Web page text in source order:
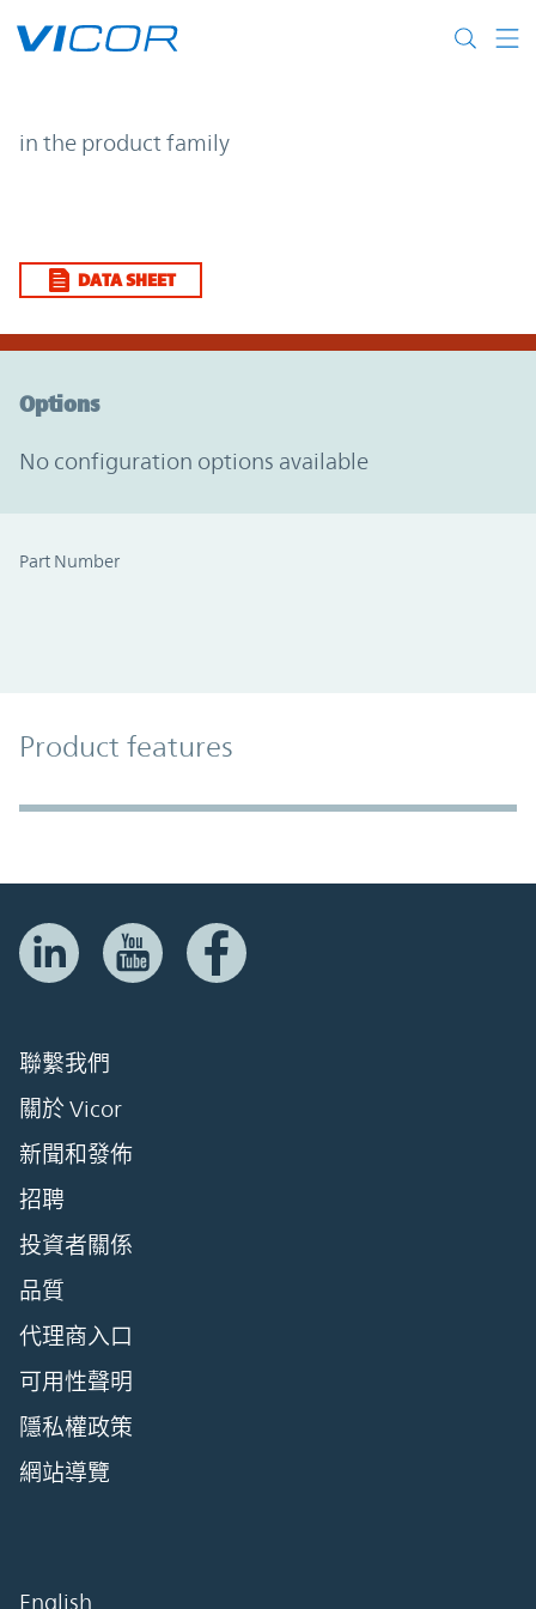
| | Vicor
in the product family
DATA SHEET
Options
No configuration options available
Part Number
Product Features
Product features
Accordion Section
聯繫我們
關於 Vicor
新聞和發佈
招聘
投資者關係
品質
代理商入口
可用性聲明
隱私權政策
網站導覽
English